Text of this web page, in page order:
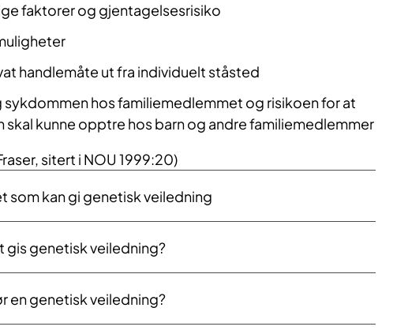
faktorer og gjentagelsesrisiko
handlemåte ut fra individuelt ståsted
sykdommen hos familiemedlemmet og risikoen for at
skal kunne opptre hos barn og andre familiemedlemmer
sitert i NOU 1999:20)
som kan gi genetisk veiledning
gis genetisk veiledning?
en genetisk veiledning?